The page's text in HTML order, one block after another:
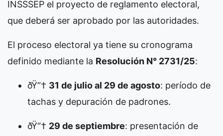
INSSSEP el proyecto de reglamento electoral,
que deberá ser aprobado por las autoridades.
El proceso electoral ya tiene su cronograma
definido mediante la Resolución N° 2731/25:
ðŸ“† 31 de julio al 29 de agosto: período de
tachas y depuración de padrones.
ðŸ“† 29 de septiembre: presentación de